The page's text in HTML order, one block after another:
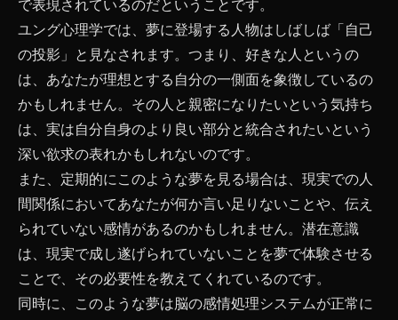
で表現されているのだということです。
ユング心理学では、夢に登場する人物はしばしば「自己
の投影」と見なされます。つまり、好きな人というの
は、あなたが理想とする自分の一側面を象徴しているの
かもしれません。その人と親密になりたいという気持ち
は、実は自分自身のより良い部分と統合されたいという
深い欲求の表れかもしれないのです。
また、定期的にこのような夢を見る場合は、現実での人
間関係においてあなたが何か言い足りないことや、伝え
られていない感情があるのかもしれません。潜在意識
は、現実で成し遂げられていないことを夢で体験させる
ことで、その必要性を教えてくれているのです。
同時に、このような夢は脳の感情処理システムが正常に